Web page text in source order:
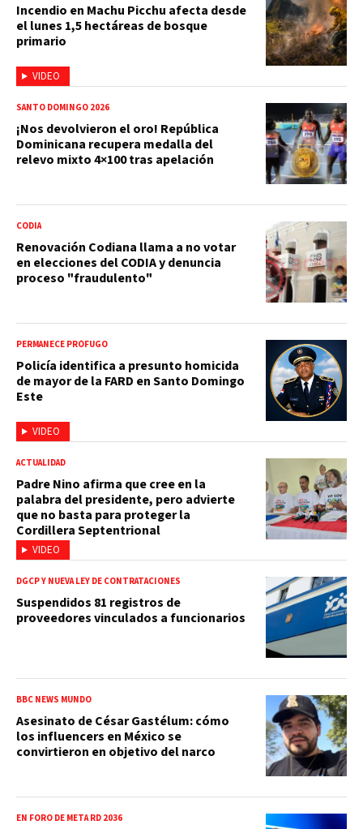
VIDEO
Incendio en Machu Picchu afecta desde
el lunes 1,5 hectáreas de bosque
primario
SANTO DOMINGO 2026
¡Nos devolvieron el oro! República
Dominicana recupera medalla del
relevo mixto 4×100 tras apelación
CODIA
Renovación Codiana llama a no votar
en elecciones del CODIA y denuncia
proceso "fraudulento"
VIDEO
PERMANECE PRÓFUGO
Policía identifica a presunto homicida
de mayor de la FARD en Santo Domingo
Este
VIDEO
ACTUALIDAD
Padre Nino afirma que cree en la
palabra del presidente, pero advierte
que no basta para proteger la
Cordillera Septentrional
DGCP Y NUEVA LEY DE CONTRATACIONES
Suspendidos 81 registros de
proveedores vinculados a funcionarios
BBC NEWS MUNDO
Asesinato de César Gastélum: cómo
los influencers en México se
convirtieron en objetivo del narco
EN FORO DE META RD 2036